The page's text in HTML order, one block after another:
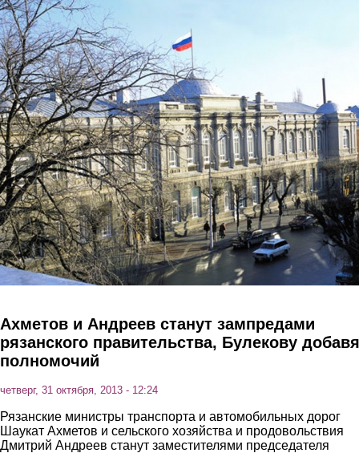
Перейти к основному содержанию
Ахметов и Андреев станут зампредами
рязанского правительства, Булекову
полномочий
четверг, 31 октября, 2013 - 12:24
Рязанские министры транспорта и автомобильных дорог
Шаукат Ахметов и сельского хозяйства и продовольствия
Дмитрий Андреев станут заместителями председателя